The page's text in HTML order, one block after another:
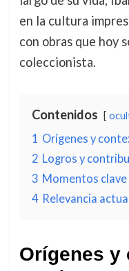
en la cultura
con obras que hoy
coleccionista.
Contenidos
1 Orígenes y
2 Logros y
3 Momentos clave
4 Relevancia
Orígenes y